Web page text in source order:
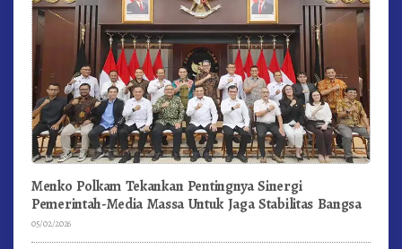
Menko Polkam Tekankan Pentingnya Sinergi
Pemerintah-Media Massa Untuk Jaga Stabilitas Bangsa
05/02/2026